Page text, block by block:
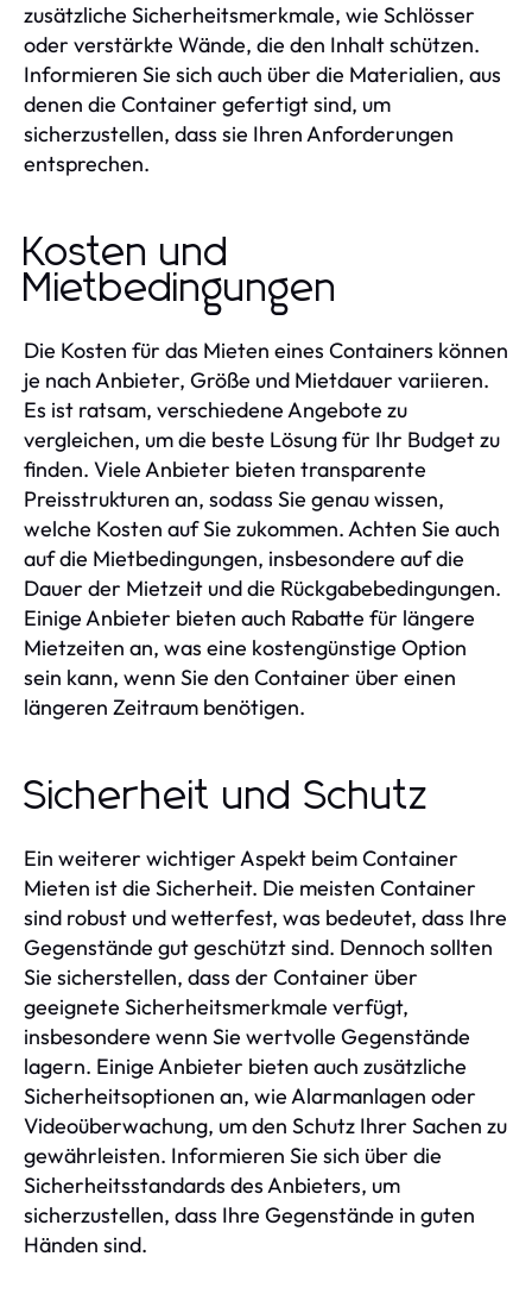
zusätzliche Sicherheitsmerkmale, wie Schlösser
oder verstärkte Wände, die den Inhalt schützen.
Informieren Sie sich auch über die Materialien, aus
denen die Container gefertigt sind, um
sicherzustellen, dass sie Ihren Anforderungen
entsprechen.
Kosten und
Mietbedingungen
Die Kosten für das Mieten eines Containers können
je nach Anbieter, Größe und Mietdauer variieren.
Es ist ratsam, verschiedene Angebote zu
vergleichen, um die beste Lösung für Ihr Budget zu
finden. Viele Anbieter bieten transparente
Preisstrukturen an, sodass Sie genau wissen,
welche Kosten auf Sie zukommen. Achten Sie auch
auf die Mietbedingungen, insbesondere auf die
Dauer der Mietzeit und die Rückgabebedingungen.
Einige Anbieter bieten auch Rabatte für längere
Mietzeiten an, was eine kostengünstige Option
sein kann, wenn Sie den Container über einen
längeren Zeitraum benötigen.
Sicherheit und Schutz
Ein weiterer wichtiger Aspekt beim Container
Mieten ist die Sicherheit. Die meisten Container
sind robust und wetterfest, was bedeutet, dass Ihre
Gegenstände gut geschützt sind. Dennoch sollten
Sie sicherstellen, dass der Container über
geeignete Sicherheitsmerkmale verfügt,
insbesondere wenn Sie wertvolle Gegenstände
lagern. Einige Anbieter bieten auch zusätzliche
Sicherheitsoptionen an, wie Alarmanlagen oder
Videoüberwachung, um den Schutz Ihrer Sachen zu
gewährleisten. Informieren Sie sich über die
Sicherheitsstandards des Anbieters, um
sicherzustellen, dass Ihre Gegenstände in guten
Händen sind.